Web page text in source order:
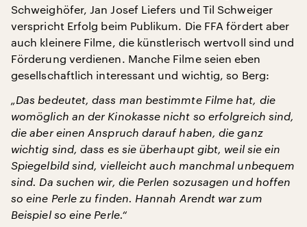
Schweighöfer, Jan Josef Liefers und Til Schweiger
verspricht Erfolg beim Publikum. Die FFA fördert aber
auch kleinere Filme, die künstlerisch wertvoll sind und
Förderung verdienen. Manche Filme seien eben
gesellschaftlich interessant und wichtig, so Berg:
„Das bedeutet, dass man bestimmte Filme hat, die
womöglich an der Kinokasse nicht so erfolgreich sind,
die aber einen Anspruch darauf haben, die ganz
wichtig sind, dass es sie überhaupt gibt, weil sie ein
Spiegelbild sind, vielleicht auch manchmal unbequem
sind. Da suchen wir, die Perlen sozusagen und hoffen
so eine Perle zu finden. Hannah Arendt war zum
Beispiel so eine Perle.“